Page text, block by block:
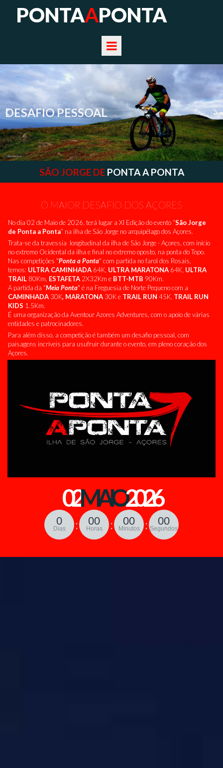
PONTAAPONTA
DESAFIO PESSOAL
SÃO JORGE DE PONTA A PONTA
O MAIOR DESAFIO DOS AÇORES
No dia 02 de Maio de 2026, terá lugar a XI Edição do evento “São Jorge
de Ponta a Ponta” na ilha de São Jorge no arquipélago dos Açores.
Trata-se da travessia longitudinal da ilha de São Jorge - Açores, com início
no extremo Ocidental da ilha e final no extremo oposto, na ponta do Topo.
Nas competições "Ponta a Ponta" com partida no farol dos Rosais,
temos: ULTRA CAMINHADA 64K, ULTRA MARATONA 64K, ULTRA
TRAIL 80Km, ESTAFETA 2X32Km e BTT-MTB 90Km.
A partida da "Meia Ponta" é na Freguesia de Norte Pequeno com a
CAMINHADA 30K, MARATONA 30K e TRAIL RUN 45K, TRAIL RUN
KIDS 1.5Km.
É uma organização da Aventour Azores Adventures, com o apoio de várias
entidades e patrocinadores.
Para além disso, a competição é também um desafio pessoal, com
paisagens incríveis para usufruir durante o evento, em pleno coração dos
Açores.
02MAIO2026
0
Dias : 00
Horas : 00
Minutos : 00
Segundos